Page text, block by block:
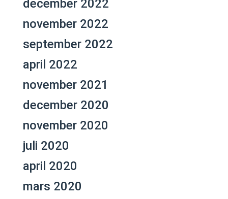
december 2022
november 2022
september 2022
april 2022
november 2021
december 2020
november 2020
juli 2020
april 2020
mars 2020